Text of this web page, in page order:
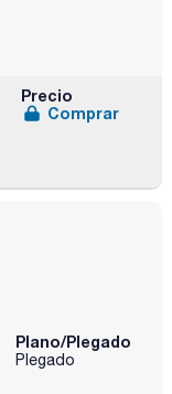
Precio
Comprar
Plano/Plegado
Plegado